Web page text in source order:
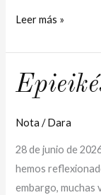
Leer más »
Nota /Dara
28 de junio de
hemos
embargo, muchas
Epieikés